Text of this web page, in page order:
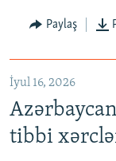
Paylaş
İyul 16, 2026
tibbi